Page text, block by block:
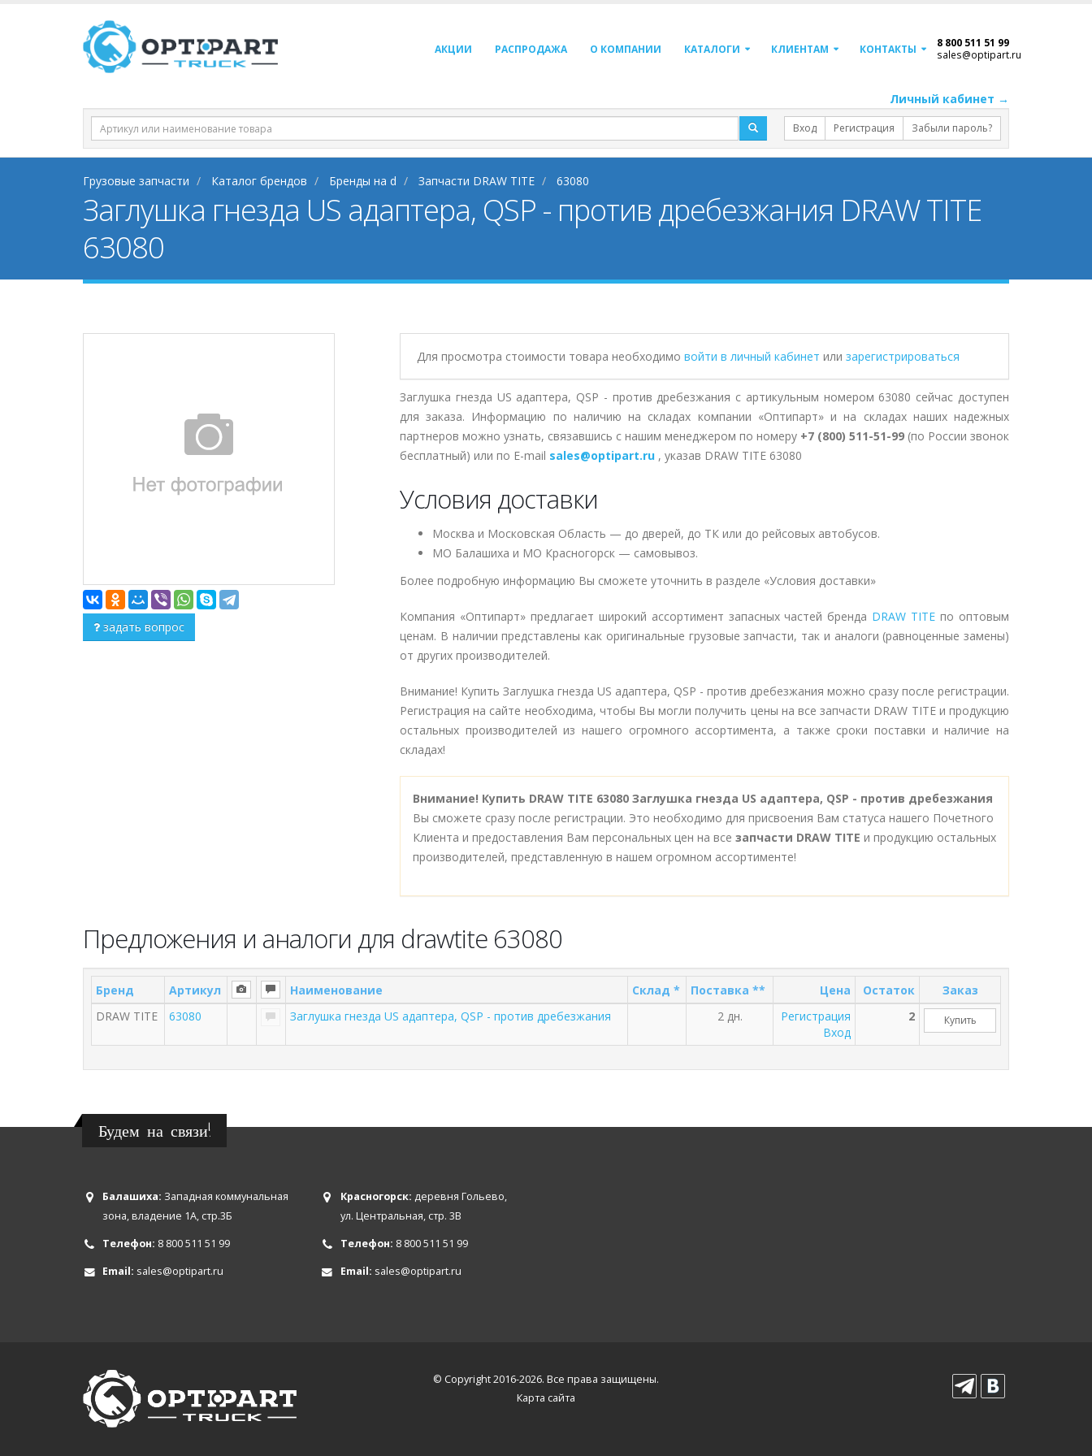
АКЦИИ РАСПРОДАЖА О КОМПАНИИ КАТАЛОГИ КЛИЕНТАМ КОНТАКТЫ 8 800 511 51 99
sales@optipart.ru
Личный кабинет →
Вход Регистрация Забыли пароль?
Грузовые запчасти Каталог брендов Бренды на d Запчасти DRAW TITE 63080
Заглушка гнезда US адаптера, QSP - против дребезжания DRAW TITE
63080
задать вопрос
Для просмотра стоимости товара необходимо войти в личный кабинет или зарегистрироваться
Заглушка гнезда US адаптера, QSP - против дребезжания с артикульным номером 63080 сейчас доступен
для заказа. Информацию по наличию на складах компании «Оптипарт» и на складах наших надежных
партнеров можно узнать, связавшись с нашим менеджером по номеру +7 (800) 511-51-99 (по России звонок
бесплатный) или по E-mail sales@optipart.ru , указав DRAW TITE 63080
Условия доставки
Москва и Московская Область — до дверей, до ТК или до рейсовых автобусов.
МО Балашиха и МО Красногорск — самовывоз.
Более подробную информацию Вы сможете уточнить в разделе «Условия доставки»
Компания «Оптипарт» предлагает широкий ассортимент запасных частей бренда DRAW TITE по оптовым
ценам. В наличии представлены как оригинальные грузовые запчасти, так и аналоги (равноценные замены)
от других производителей.
Внимание! Купить Заглушка гнезда US адаптера, QSP - против дребезжания можно сразу после регистрации.
Регистрация на сайте необходима, чтобы Вы могли получить цены на все запчасти DRAW TITE и продукцию
остальных производителей из нашего огромного ассортимента, а также сроки поставки и наличие на
складах!
Внимание! Купить DRAW TITE 63080 Заглушка гнезда US адаптера, QSP - против дребезжания
Вы сможете сразу после регистрации. Это необходимо для присвоения Вам статуса нашего Почетного
Клиента и предоставления Вам персональных цен на все запчасти DRAW TITE и продукцию остальных
производителей, представленную в нашем огромном ассортименте!
Предложения и аналоги для drawtite 63080
Бренд Артикул Наименование Склад * Поставка ** Цена Остаток
Заказ
DRAW TITE
63080 Заглушка гнезда US адаптера, QSP - против дребезжания 2 дн.
Регистрация
Вход
2 Купить
Будем на связи!
Балашиха: Западная коммунальная
зона, владение 1А, стр.3Б
Телефон: 8 800 511 51 99
Email: sales@optipart.ru
Красногорск: деревня Гольево,
ул. Центральная, стр. 3В
Телефон: 8 800 511 51 99
Email: sales@optipart.ru
© Copyright 2016-2026. Все права защищены.
Карта сайта